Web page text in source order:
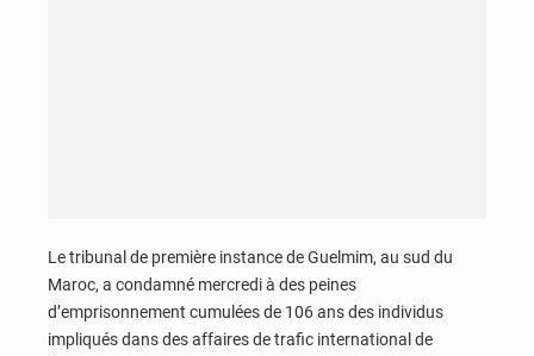
Le tribunal de première instance de Guelmim, au sud du
Maroc, a condamné mercredi à des peines
d’emprisonnement cumulées de 106 ans des individus
impliqués dans des affaires de trafic international de